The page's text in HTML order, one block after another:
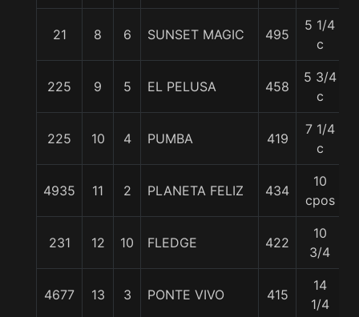
21 8 6 SUNSET MAGIC 495
5 1/4
c
225 9 5 EL PELUSA 458
5 3/4
c
225 10 4 PUMBA 419
7 1/4
c
4935 11 2 PLANETA FELIZ 434
10
cpos
231 12 10 FLEDGE 422
10
3/4
4677 13 3 PONTE VIVO 415
14
1/4